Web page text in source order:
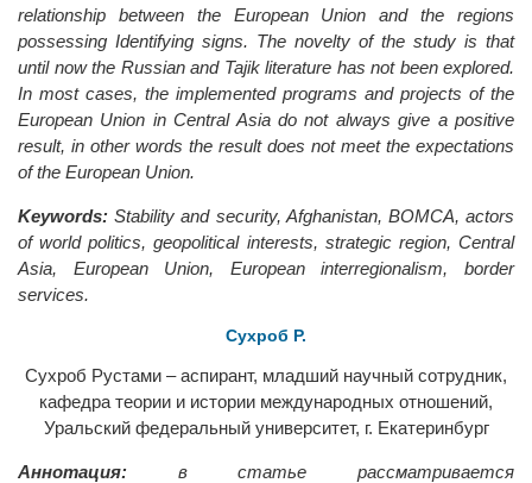
relationship between the European Union and the regions
possessing Identifying signs. The novelty of the study is that
until now the Russian and Tajik literature has not been explored.
In most cases, the implemented programs and projects of the
European Union in Central Asia do not always give a positive
result, in other words the result does not meet the expectations
of the European Union.
Keywords: Stability and security, Afghanistan, BOMCA, actors
of world politics, geopolitical interests, strategic region, Central
Asia, European Union, European interregionalism, border
services.
Сухроб Р.
Сухроб Рустами – аспирант, младший научный сотрудник,
кафедра теории и истории международных отношений,
Уральский федеральный университет, г. Екатеринбург
Аннотация: в статье рассматривается